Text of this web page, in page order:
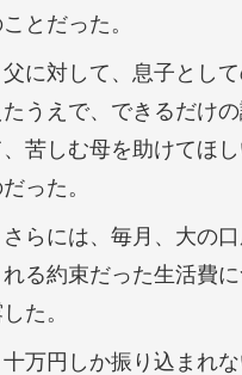
とだった。
に対して、息子とし
たうえで、できるだけ
、苦しむ母を助けてほ
った。
らには、毎月、大の
れる約束だった生活費
た。
十万円しか振り込まれ